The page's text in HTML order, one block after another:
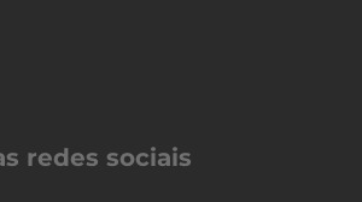
redes sociais